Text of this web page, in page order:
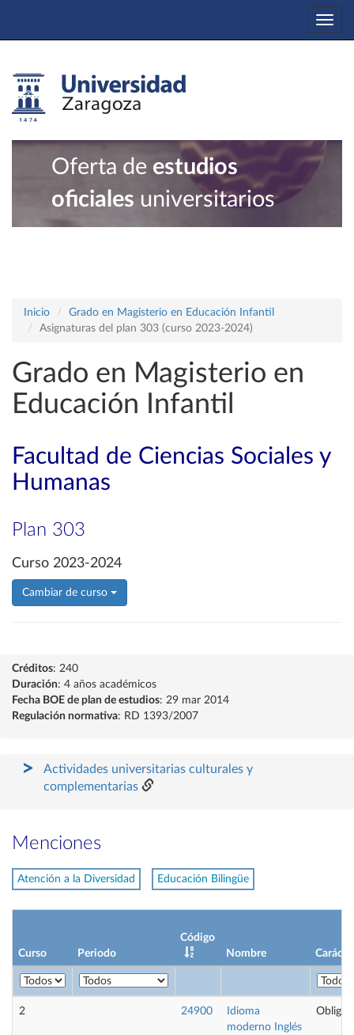
Oferta de estudios
oficiales universitarios
Inicio
Grado en Magisterio en Educación Infantil
Asignaturas del plan 303 (curso 2023-2024)
Grado en Magisterio en
Educación Infantil
Facultad de Ciencias Sociales y
Humanas
Plan 303
Curso 2023-2024
Cambiar de curso
Créditos: 240
Duración: 4 años académicos
Fecha BOE de plan de estudios: 29 mar 2014
Regulación normativa: RD 1393/2007
Actividades universitarias culturales y
complementarias
Menciones
Atención a la Diversidad Educación Bilingüe
Curso Periodo
Código
Nombre
2 24900
Idioma
moderno Inglés